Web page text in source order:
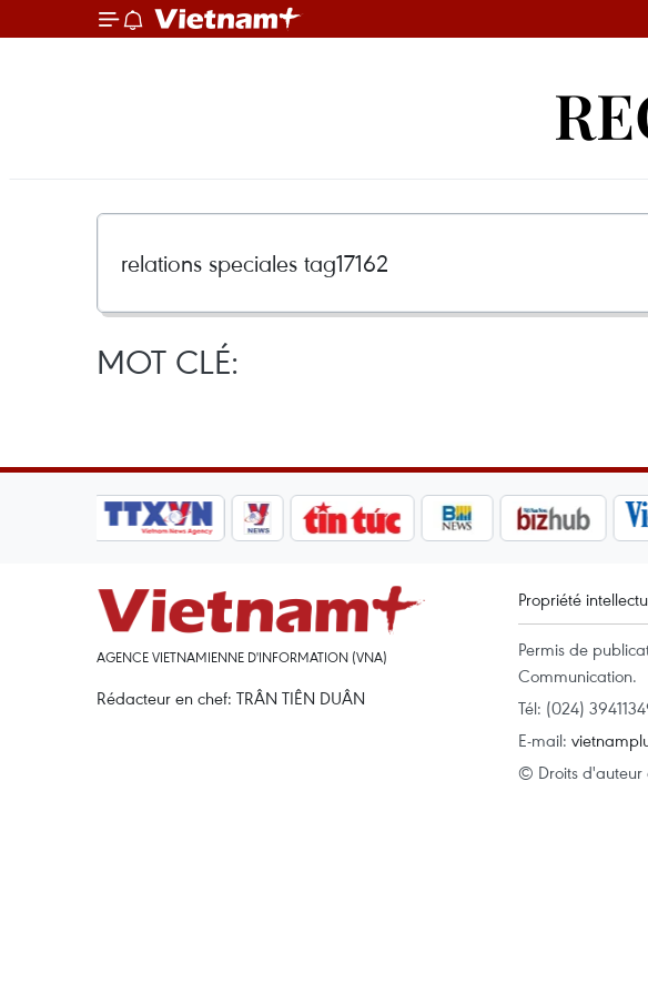
MOT CLÉ:
AGENCE VIETNAMIENNE D'INFORMATION (VNA)
Rédacteur en chef: TRÂN TIÊN DUÂN
Propriété
Permis de
Communication.
Tél: (024)
E-mail:
© Droits d'auteur